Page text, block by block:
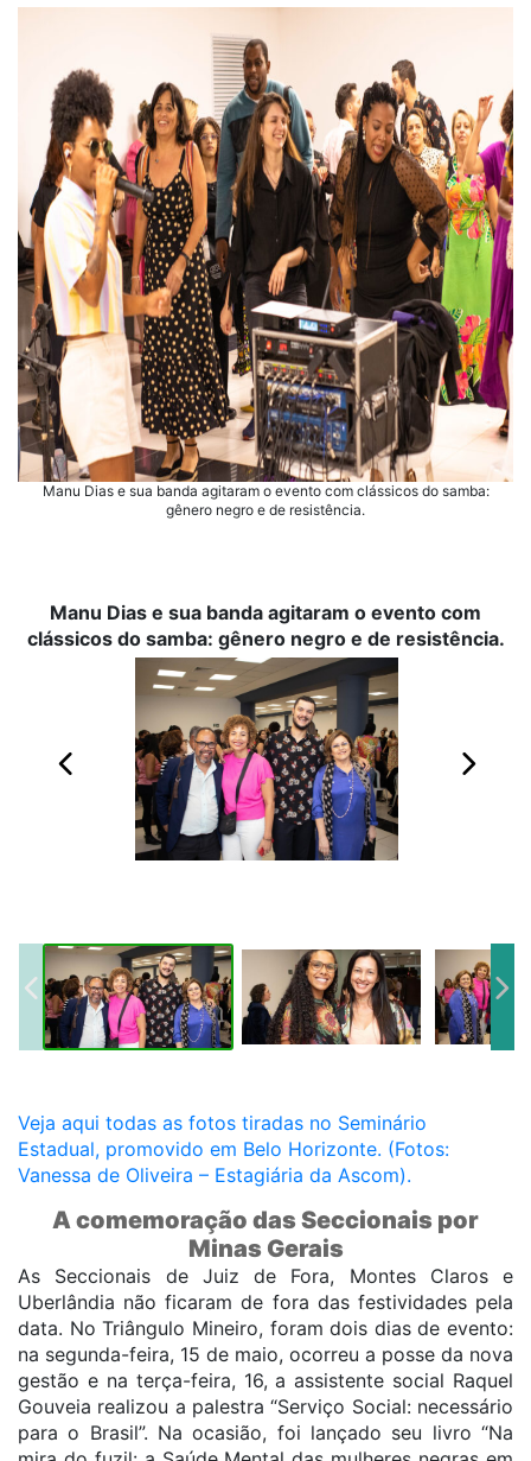
Manu Dias e sua banda agitaram o evento com clássicos do samba:
gênero negro e de resistência.
Manu Dias e sua banda agitaram o evento com
clássicos do samba: gênero negro e de resistência.
Veja aqui todas as fotos tiradas no Seminário
Estadual, promovido em Belo Horizonte. (Fotos:
Vanessa de Oliveira – Estagiária da Ascom).
A comemoração das Seccionais por
Minas Gerais
As Seccionais de Juiz de Fora, Montes Claros e
Uberlândia não ficaram de fora das festividades pela
data. No Triângulo Mineiro, foram dois dias de evento:
na segunda-feira, 15 de maio, ocorreu a posse da nova
gestão e na terça-feira, 16, a assistente social Raquel
Gouveia realizou a palestra “Serviço Social: necessário
para o Brasil”. Na ocasião, foi lançado seu livro “Na